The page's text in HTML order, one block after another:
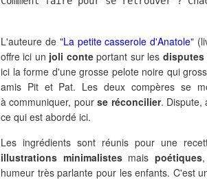
L'auteure de "La petite casserole d'Anatole"
offre ici un joli conteportant sur les disputes
ici la forme d'une grosse pelote noire qui
amis Pit et Pat. Les deux compères se
à communiquer, pourse réconcilier. Dispute,
ce qui est abordé ici.
Les ingrédients sont réunis pour une
illustrations minimalistesmaispoétiques
humeur très parlante pour les enfants. C'est